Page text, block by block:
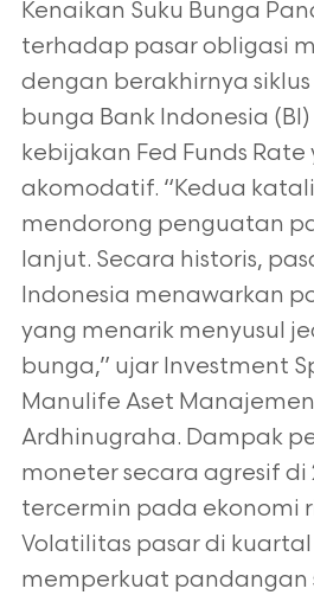
Kenaikan Suku Bunga
terhadap pasar obligasi
dengan berakhirnya
bunga Bank Indonesia
kebijakan Fed Funds Rate
akomodatif. “Kedua
mendorong penguatan
lanjut. Secara historis,
Indonesia menawarkan
yang menarik menyusul
bunga,” ujar Investment
Manulife Aset
Ardhinugraha. Dampak
moneter secara agresif di
tercermin pada ekonomi
Volatilitas pasar di
memperkuat pandangan